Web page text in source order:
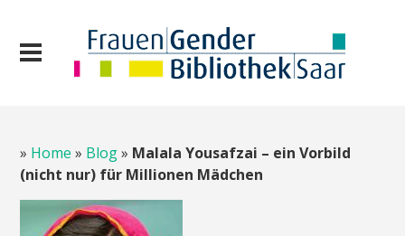
» Home » Blog» Malala Yousafzai – ein Vorbild
(nicht nur) für Millionen Mädchen